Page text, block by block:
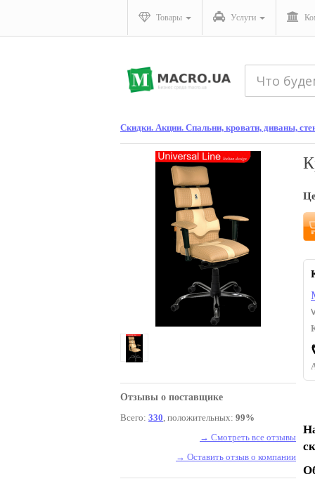
Товары Услуги
Скидки. Акции. Спальни, кровати, диваны,
Отзывы о поставщике
Всего: 330, положительных: 99%
→ Смотреть все отзывы
→ Оставить отзыв о компании